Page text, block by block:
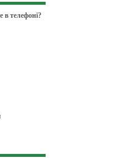
в телефоні?